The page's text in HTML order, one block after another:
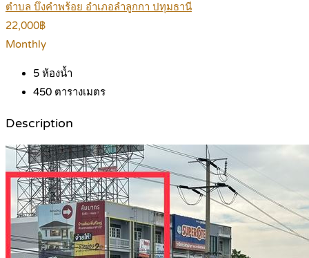
ตำบล บึงคำพร้อย อำเภอลำลูกกา ปทุมธานี
22,000฿
Monthly
5 ห้องน้ำ
450 ตารางเมตร
Description